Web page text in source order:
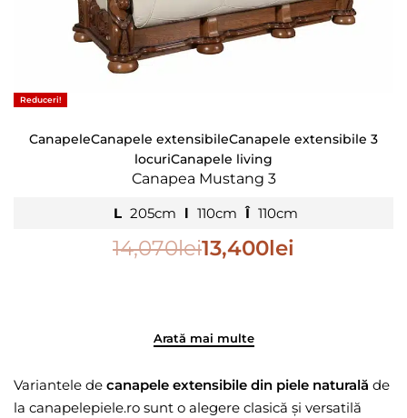
Reduceri!
CanapeleCanapele extensibileCanapele extensibile 3
locuriCanapele living
Canapea Mustang 3
L 205cm l 110cm Î 110cm
14,070lei13,400lei
Variantele de canapele extensibile din piele naturală de
la canapelepiele.ro sunt o alegere clasică și versatilă